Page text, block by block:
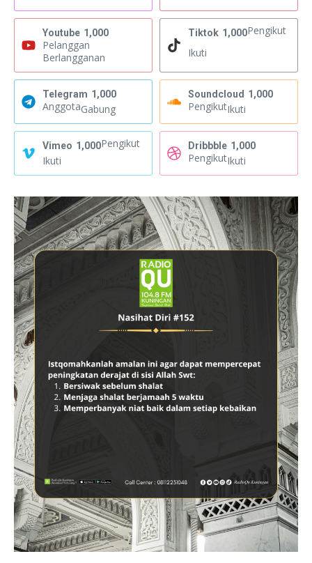
Youtube 1,000
Pelanggan
Berlangganan
Tiktok 1,000Pengikut
Ikuti
Telegram 1,000
AnggotaGabung
Soundcloud 1,000
PengikutIkuti
Vimeo 1,000Pengikut
Ikuti
Dribbble 1,000
PengikutIkuti